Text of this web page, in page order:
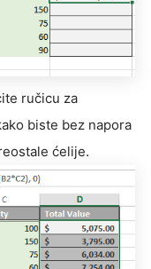
ručicu za
biste bez napora
ćelije.